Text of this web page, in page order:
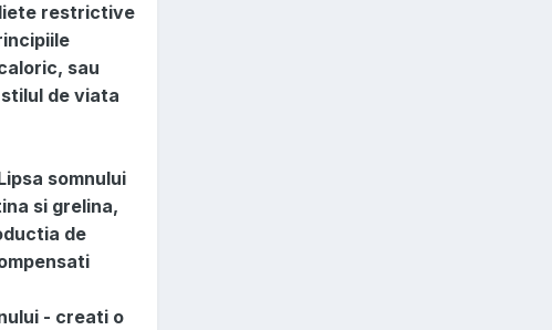
restrictive
sau
de viata
somnului
si grelina,
de
- creati o